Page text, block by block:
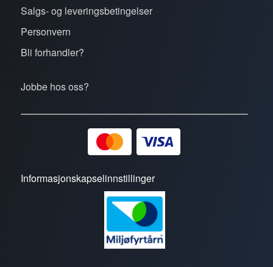
Salgs- og leveringsbetingelser
Personvern
Bli forhandler?
Jobbe hos oss?
Informasjonskapselinnstillinger